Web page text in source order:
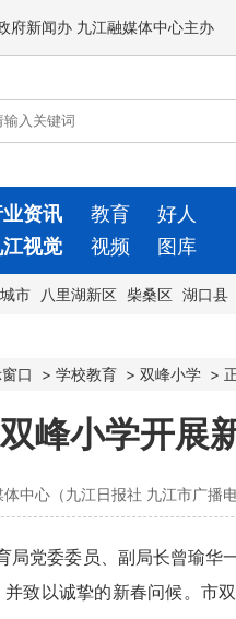
府新闻办 九江融媒体中心主办
资讯 教育 好人
江视觉 视频 图库
市 八里湖新区 柴桑区 湖口县
口 > 学校教育 > 双峰小学 >
峰小学开展
中心（九江日报社 九江市广播
局党委委员、副局长曾瑜华
致以诚挚的新春问候。市